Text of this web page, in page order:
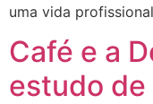
uma vida
Café e a
estudo de